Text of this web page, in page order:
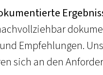
Empfehlungen.
sich an den